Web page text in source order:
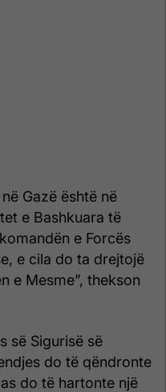
Gazë është në
e Bashkuara të
e Forcës
e cila do ta drejtojë
e Mesme”, thekson
së Sigurisë së
do të qëndronte
do të hartonte një